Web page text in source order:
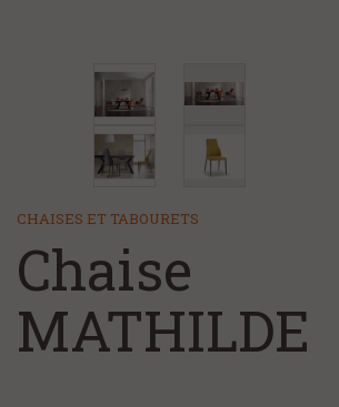
CHAISES ET TABOURETS
Chaise
MATHILDE